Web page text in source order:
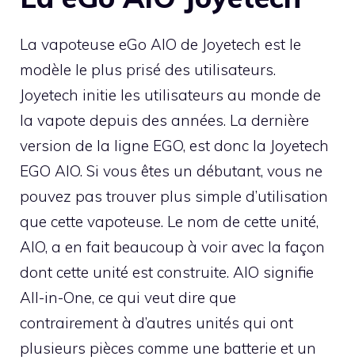
La vapoteuse eGo AIO de Joyetech est le
modèle le plus prisé des utilisateurs.
Joyetech initie les utilisateurs au monde de
la vapote depuis des années. La dernière
version de la ligne EGO, est donc la Joyetech
EGO AIO. Si vous êtes un débutant, vous ne
pouvez pas trouver plus simple d’utilisation
que cette vapoteuse. Le nom de cette unité,
AIO, a en fait beaucoup à voir avec la façon
dont cette unité est construite. AIO signifie
All-in-One, ce qui veut dire que
contrairement à d’autres unités qui ont
plusieurs pièces comme une batterie et un